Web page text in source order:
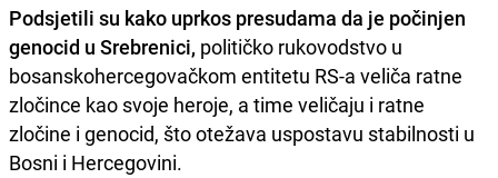
Podsjetili su kako uprkos presudama da je počinjen
genocid u Srebrenici, političko rukovodstvo u
bosanskohercegovačkom entitetu RS-a veliča ratne
zločince kao svoje heroje, a time veličaju i ratne
zločine i genocid, što otežava uspostavu stabilnosti u
Bosni i Hercegovini.